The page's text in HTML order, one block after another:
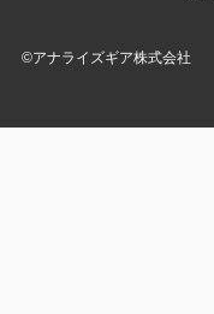
©アナライズギア株式会社